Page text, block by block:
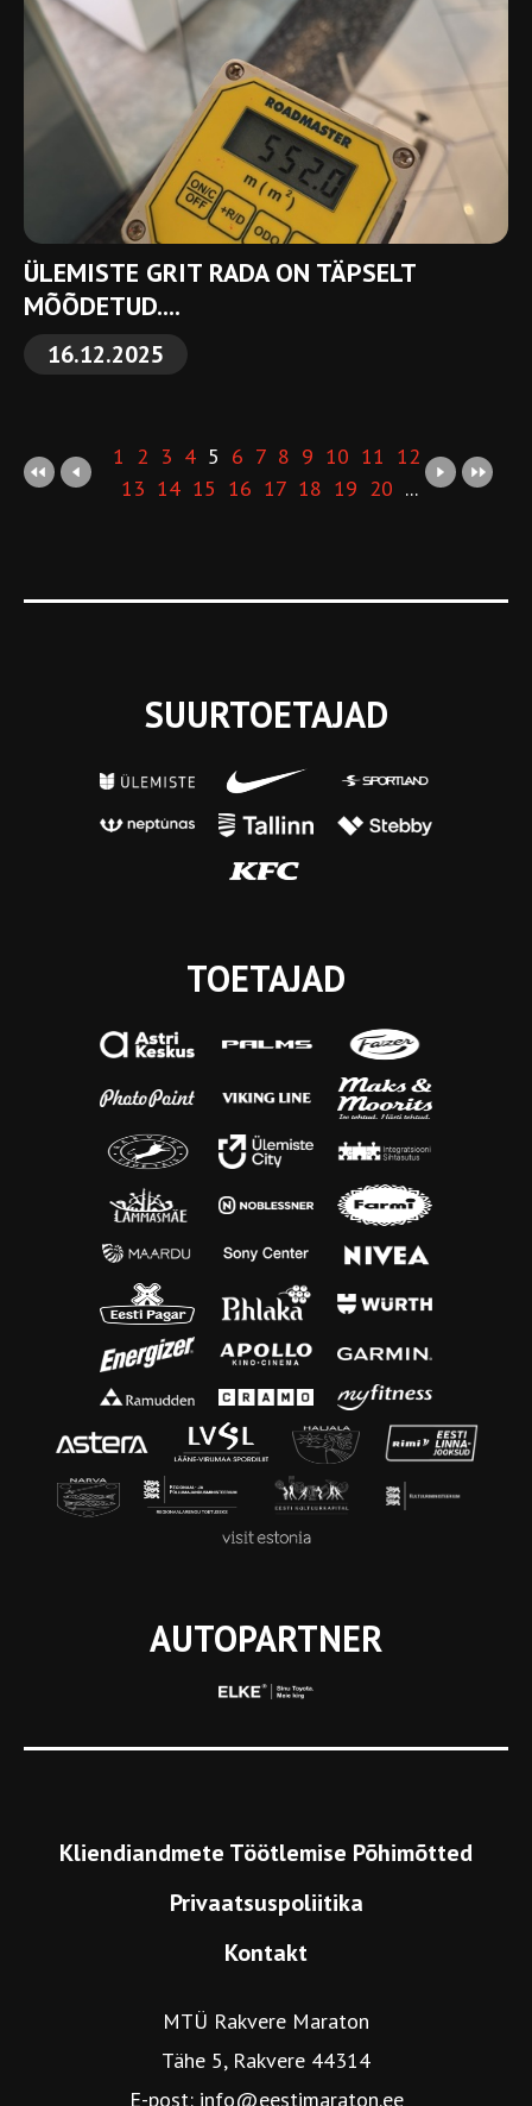
ÜLEMISTE GRIT RADA ON TÄPSELT
MÕÕDETUD....
16.12.2025
1 2 3 4 5 6 7 8 9 10 11 12
13 14 15 16 17 18 19 20 ...
SUURTOETAJAD
TOETAJAD
AUTOPARTNER
Kliendiandmete Töötlemise Põhimõtted
Privaatsuspoliitika
Kontakt
MTÜ Rakvere Maraton
Tähe 5, Rakvere 44314
E-post: info@eestimaraton.ee